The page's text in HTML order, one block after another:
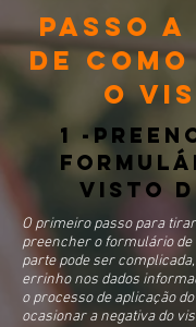
PASSO A
DE
O
1 -
VISTO
O primeiro passo para
preencher o formulário de
parte pode ser
errinho nos dados
o processo de aplicação
ocasionar a negativa do